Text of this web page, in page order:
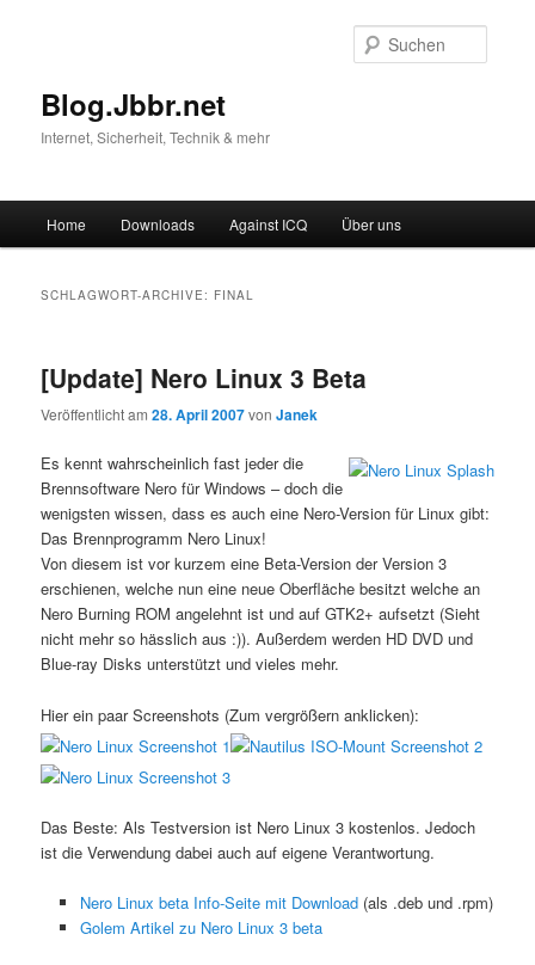
Blog.Jbbr.net
Internet, Sicherheit, Technik & mehr
Zum
Zum
wechseln
Home Downloads Against ICQ Über uns
SCHLAGWORT-ARCHIVE: FINAL
[Update] Nero Linux 3 Beta
Veröffentlicht am28. April 2007vonJanek
Es kennt wahrscheinlich fast jeder die
Brennsoftware Nero für Windows – doch die
wenigsten wissen, dass es auch eine Nero-Version für Linux gibt:
Das Brennprogramm Nero Linux!
Von diesem ist vor kurzem eine Beta-Version der Version 3
erschienen, welche nun eine neue Oberfläche besitzt welche an
Nero Burning ROM angelehnt ist und auf GTK2+ aufsetzt (Sieht
nicht mehr so hässlich aus :)). Außerdem werden HD DVD und
Blue-ray Disks unterstützt und vieles mehr.
Hier ein paar Screenshots (Zum vergrößern anklicken):
Das Beste: Als Testversion ist Nero Linux 3 kostenlos. Jedoch
ist die Verwendung dabei auch auf eigene Verantwortung.
Nero Linux beta Info-Seite mit Download(als .deb und .rpm)
Golem Artikel zu Nero Linux 3 beta